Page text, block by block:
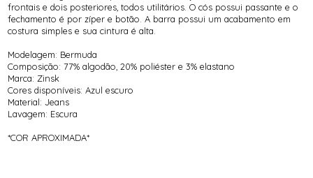
frontais e dois posteriores, todos utilitários. O cós possui passante e o
fechamento é por zíper e botão. A barra possui um acabamento em
costura simples e sua cintura é alta.
Modelagem: Bermuda
Composição: 77% algodão, 20% poliéster e 3% elastano
Marca: Zinsk
Cores disponíveis: Azul escuro
Material: Jeans
Lavagem: Escura
*COR APROXIMADA*